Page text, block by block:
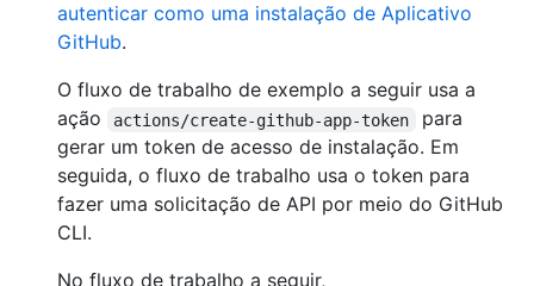
autenticar como uma instalação de Aplicativo
GitHub.
O fluxo de trabalho de exemplo a seguir usa a
ação
actions/create-github-app-token
para
gerar um token de acesso de instalação. Em
seguida, o fluxo de trabalho usa o token para
fazer uma solicitação de API por meio do GitHub
CLI.
No fluxo de trabalho a seguir,